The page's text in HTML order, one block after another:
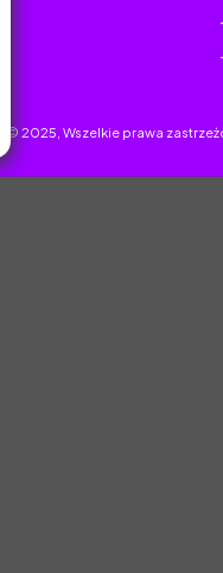
© 2025, Wszelkie prawa